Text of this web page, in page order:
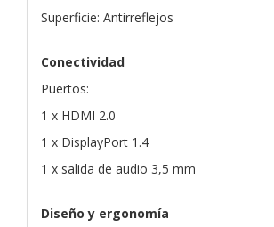
Superficie: Antirreflejos
Conectividad
Puertos:
1 x HDMI 2.0
1 x DisplayPort 1.4
1 x salida de audio 3,5 mm
Diseño y ergonomía